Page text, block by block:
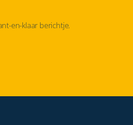
en-klaar berichtje.